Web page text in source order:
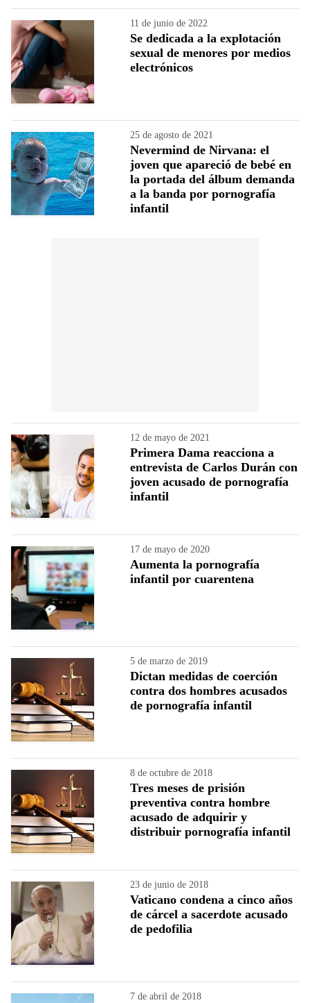
11 de junio de 2022
Se dedicada a la explotación
sexual de menores por medios
electrónicos
25 de agosto de 2021
Nevermind de Nirvana: el
joven que apareció de bebé en
la portada del álbum demanda
a la banda por pornografía
infantil
12 de mayo de 2021
Primera Dama reacciona a
entrevista de Carlos Durán con
joven acusado de pornografía
infantil
17 de mayo de 2020
Aumenta la pornografía
infantil por cuarentena
5 de marzo de 2019
Dictan medidas de coerción
contra dos hombres acusados
de pornografía infantil
8 de octubre de 2018
Tres meses de prisión
preventiva contra hombre
acusado de adquirir y
distribuir pornografía infantil
23 de junio de 2018
Vaticano condena a cinco años
de cárcel a sacerdote acusado
de pedofilia
7 de abril de 2018